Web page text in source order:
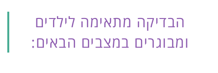
הבדיקה מתאימה לילדים
ומבוגרים במצבים הבאים: